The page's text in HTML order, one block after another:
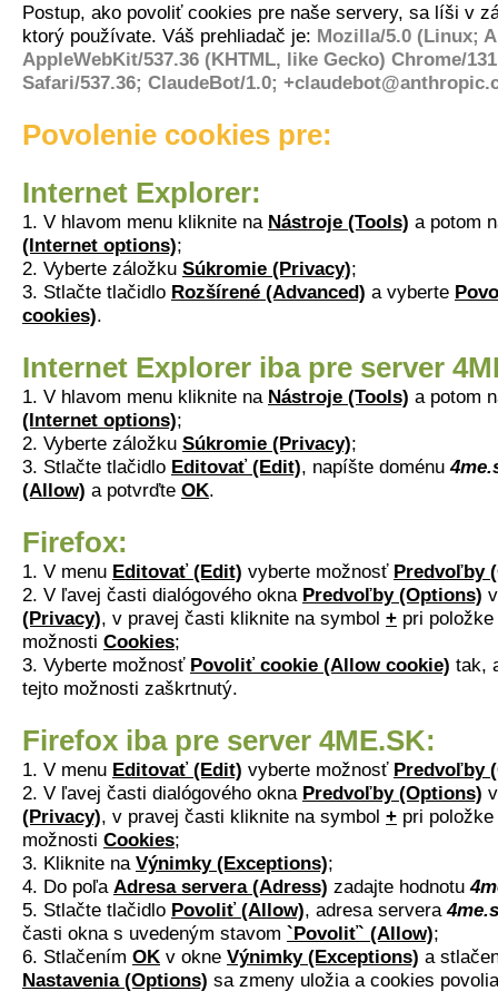
Postup, ako povoliť cookies pre naše servery, sa líši v
ktorý používate. Váš prehliadač je: Mozilla/5.0 (Linux;
AppleWebKit/537.36 (KHTML, like Gecko) Chrome/
Safari/537.36; ClaudeBot/1.0;
Povolenie cookies pre:
Internet Explorer:
1. V hlavom menu kliknite na Nástroje (Tools) a potom
(Internet options);
2. Vyberte záložku Súkromie (Privacy);
3. Stlačte tlačidlo Rozšírené (Advanced) a vyberte
cookies).
Internet Explorer iba pre server
1. V hlavom menu kliknite na Nástroje (Tools) a potom
(Internet options);
2. Vyberte záložku Súkromie (Privacy);
3. Stlačte tlačidlo Editovať (Edit), napíšte doménu
(Allow) a potvrďte OK.
Firefox:
1. V menu Editovať (Edit) vyberte možnosť Predvoľby
2. V ľavej časti dialógového okna Predvoľby (Options)
(Privacy), v pravej časti kliknite na symbol + pri položke
možnosti Cookies;
3. Vyberte možnosť Povoliť cookie (Allow cookie) tak,
tejto možnosti zaškrtnutý.
Firefox iba pre server 4ME.SK:
1. V menu Editovať (Edit) vyberte možnosť Predvoľby
2. V ľavej časti dialógového okna Predvoľby (Options)
(Privacy), v pravej časti kliknite na symbol + pri položke
možnosti Cookies;
3. Kliknite na Výnimky (Exceptions);
4. Do poľa Adresa servera (Adress) zadajte hodnotu
5. Stlačte tlačidlo Povoliť (Allow), adresa servera
časti okna s uvedeným stavom `Povoliť` (Allow);
6. Stlačením OK v okne Výnimky (Exceptions) a
Nastavenia (Options) sa zmeny uložia a cookies